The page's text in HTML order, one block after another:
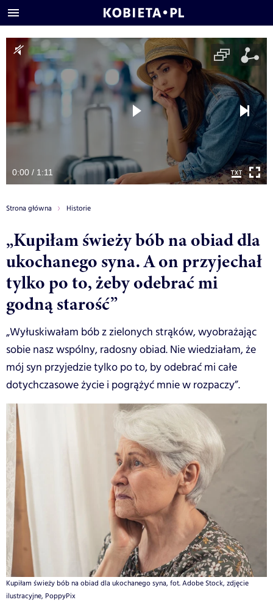
0:00 / 1:11
Strona główna Historie
„Kupiłam świeży bób na obiad dla
ukochanego syna. A on przyjechał
tylko po to, żeby odebrać mi
godną starość”
„Wyłuskiwałam bób z zielonych strąków, wyobrażając
sobie nasz wspólny, radosny obiad. Nie wiedziałam, że
mój syn przyjedzie tylko po to, by odebrać mi całe
dotychczasowe życie i pogrążyć mnie w rozpaczy”.
Kupiłam świeży bób na obiad dla ukochanego syna, fot. Adobe Stock, zdjęcie
ilustracyjne, PoppyPix